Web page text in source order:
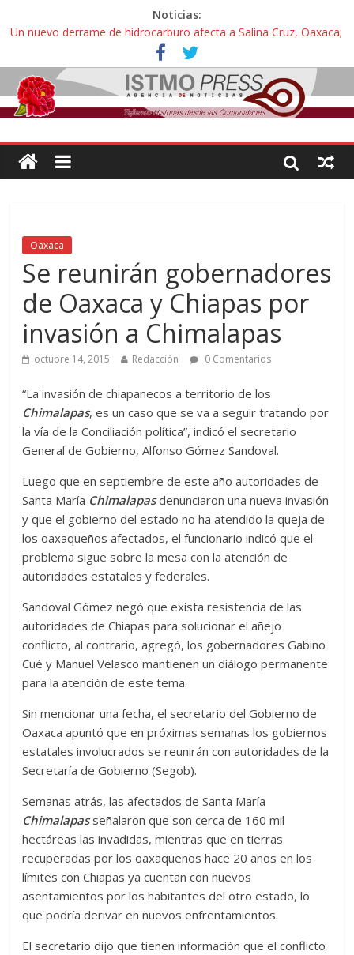
Noticias:
Un nuevo derrame de hidrocarburo afecta a Salina Cruz, Oaxaca;
ahora pescadores de Salinas del Marqués denuncian daños de
Pemex
Ángel, el joven autista expulsado por la Universidad Bienestar de
Ixtepec, Oaxaca vuelve a las aulas tras amparo
Familiares de periodista Alejandro Leyva se reúnen con titular de
intelectuales de su asesinato
Alertan pescadores de Juchitán, Oaxaca de nuevo despojo de su
Oaxaca
Se reunirán gobernadores
de Oaxaca y Chiapas por
invasión a Chimalapas
octubre 14, 2015 Redacción 0 Comentarios
“La invasión de chiapanecos a territorio de los
Chimalapas, es un caso que se va a seguir tratando por
la vía de la Conciliación política”, indicó el secretario
General de Gobierno, Alfonso Gómez Sandoval.
Luego que en septiembre de este año autoridades de
Santa María Chimalapasdenunciaron una nueva invasión
y que el gobierno del estado no ha atendido la queja de
los oaxaqueños afectados, el funcionario indicó que el
problema sigue sobre la mesa con la atención de
autoridades estatales y federales.
Sandoval Gómez negó que exista resistencia de las
autoridades de Chiapas para solucionar el añejo
conflicto, al contrario, agregó, los gobernadores Gabino
Cué y Manuel Velasco mantienen un diálogo permanente
para la atención de este tema.
Sin mencionar una fecha, el secretario del Gobierno de
Oaxaca apuntó que en próximas semanas los gobiernos
estatales involucrados se reunirán con autoridades de la
Secretaría de Gobierno (Segob).
Semanas atrás, las afectados de Santa María
Chimalapasseñalaron que son cerca de 160 mil
hectáreas las invadidas, mientras que en tierras
recuperadas por los oaxaqueños hace 20 años en los
límites con Chiapas ya cuentan con nuevos
asentamientos por los habitantes del otro estado, lo
que podría derivar en nuevos enfrentamientos.
El secretario dijo que tienen información que el conflicto